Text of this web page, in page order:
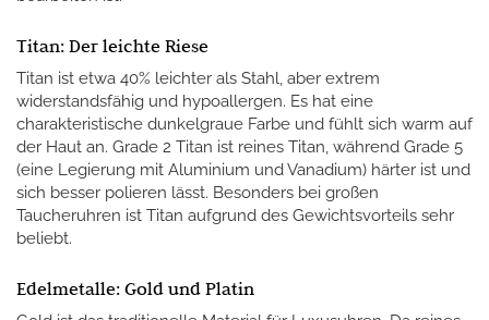
Titan: Der leichte Riese
Titan ist etwa 40% leichter als Stahl, aber extrem
widerstandsfähig und hypoallergen. Es hat eine
charakteristische dunkelgraue Farbe und fühlt sich warm auf
der Haut an. Grade 2 Titan ist reines Titan, während Grade 5
(eine Legierung mit Aluminium und Vanadium) härter ist und
sich besser polieren lässt. Besonders bei großen
Taucheruhren ist Titan aufgrund des Gewichtsvorteils sehr
beliebt.
Edelmetalle: Gold und Platin